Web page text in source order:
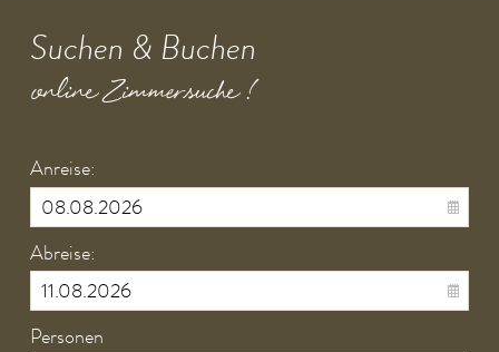
Suchen & Buchen
online Zimmersuche !
Anreise:
Abreise:
Personen